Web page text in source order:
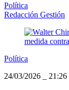
Política
Redacción Gestión
Política
24/03/2026
21:26